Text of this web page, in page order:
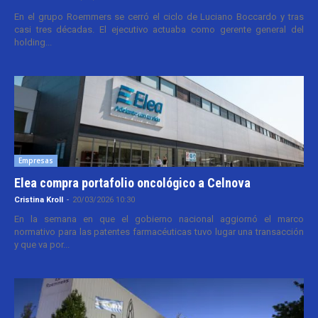
En el grupo Roemmers se cerró el ciclo de Luciano Boccardo y tras
casi tres décadas. El ejecutivo actuaba como gerente general del
holding...
Empresas
Elea compra portafolio oncológico a Celnova
Cristina Kroll - 20/03/2026 10:30
En la semana en que el gobierno nacional aggiornó el marco
normativo para las patentes farmacéuticas tuvo lugar una transacción
y que va por...